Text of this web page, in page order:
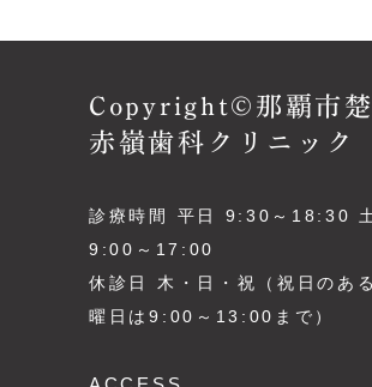
Copyright©那覇市楚
赤嶺歯科クリニック
診療時間 平日 9:30～18:30
9:00～17:00
休診日 木・日・祝（祝日のあ
曜日は9:00～13:00まで）